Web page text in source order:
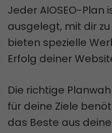
Jeder AIOSEO-Plan
ausgelegt, mit dir
bieten spezielle
Erfolg deiner
Die richtige
für deine Ziele
das Beste aus